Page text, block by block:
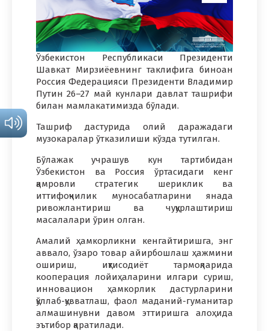
Ўзбекистон Республикаси Президенти
Шавкат Мирзиёевнинг таклифига биноан
Россия Федерацияси Президенти Владимир
Путин 26–27 май кунлари давлат ташрифи
билан мамлакатимизда бўлади.
Ташриф дастурида олий даражадаги
музокаралар ўтказилиши кўзда тутилган.
Бўлажак учрашув кун тартибидан
Ўзбекистон ва Россия ўртасидаги кенг
қамровли стратегик шериклик ва
иттифоқчилик муносабатларини янада
ривожлантириш ва чуқурлаштириш
масалалари ўрин олган.
Амалий ҳамкорликни кенгайтиришга, энг
аввало, ўзаро товар айирбошлаш ҳажмини
ошириш, иқтисодиёт тармоқларида
кооперация лойиҳаларини илгари суриш,
инновацион ҳамкорлик дастурларини
қўллаб-қувватлаш, фаол маданий-гуманитар
алмашинувни давом эттиришга алоҳида
эътибор қаратилади.